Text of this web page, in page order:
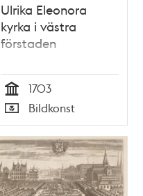
Ulrika Eleonora
kyrka i västra
förstaden
Tid
1703
Typ
Bildkonst